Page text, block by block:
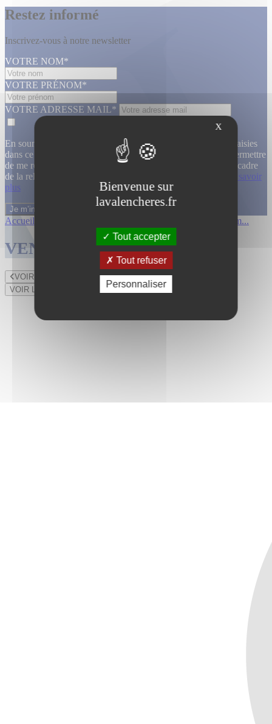
Restez informé
Inscrivez-vous à notre newsletter
VOTRE NOM*
VOTRE PRÉNOM*
VOTRE ADRESSE MAIL*
En soumettant ce formulaire, j’accepte que les informations saisies
dans ce formulaire soient utilisées, exploitées, traitées pour permettre
de me recontacter, pour m’envoyer des informations, dans le cadre
de la relation commerciale qui découle de cette demande.
En savoir
plus
Accueil Collection de m...
VENTES TERMINÉES
VOIR LE LOT PRÉCÉDENT
VOIR LE LOT SUIVANT
X
Bienvenue sur
lavalencheres.fr
Tout accepter
Tout refuser
Personnaliser